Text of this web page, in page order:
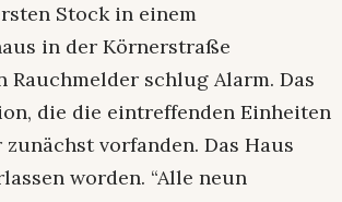
Stock in einem
in der Körnerstraße
Rauchmelder schlug Alarm. Das
die die eintreffenden Einheiten
vorfanden. Das Haus
worden. “Alle neun